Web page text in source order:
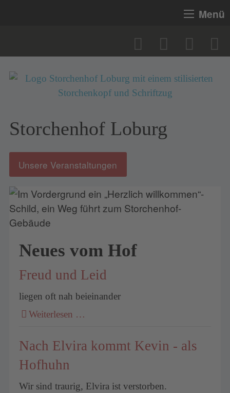
Menü
Storchenhof Loburg
Unsere Veranstaltungen
Neues vom Hof
Freud und Leid
liegen oft nah beieinander
Weiterlesen …
Nach Elvira kommt Kevin - als
Hofhuhn
Wir sind traurig, Elvira ist verstorben.